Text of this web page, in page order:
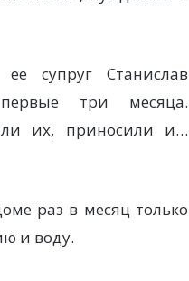
супруг Станислав
три месяца.
их, приносили и…
раз в месяц только
и воду.